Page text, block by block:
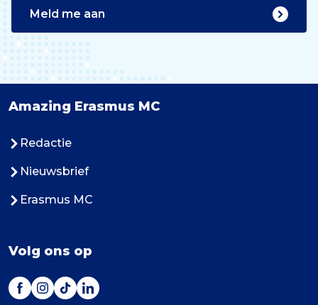
Meld me aan
Amazing Erasmus MC
Redactie
Nieuwsbrief
Erasmus MC
Volg ons op